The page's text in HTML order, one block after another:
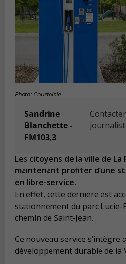
Photo: Courtoisie
Sandrine
Blanchette -
FM103,3
Les citoyens de la ville de
maintenant profiter d’une
en libre-service.
En effet, cette dernière est
stationnement du parc Lucie-
chemin de Saint-Jean.
Ce nouveau service s’intègre
développement durable de la